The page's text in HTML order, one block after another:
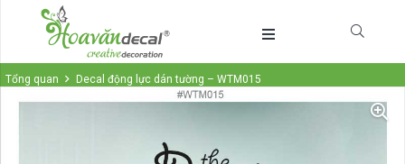
Tổng quan Decal động lực dán tường – WTM015